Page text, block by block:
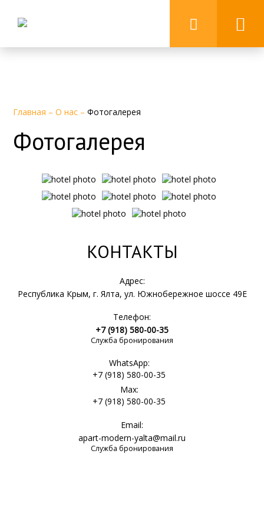
Главная –О нас –Фотогалерея
Фотогалерея
КОНТАКТЫ
Адрес:
Республика Крым, г. Ялта, ул. Южнобережное шоссе 49Е
Телефон:
+7 (918) 580-00-35
Служба бронирования
WhatsApp:
+7 (918) 580-00-35
Max:
+7 (918) 580-00-35
Email:
apart-modern-yalta@mail.ru
Служба бронирования